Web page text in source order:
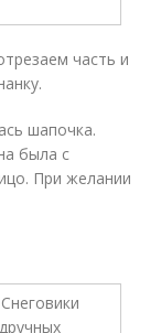
часть и
шапочка.
была с
При желании